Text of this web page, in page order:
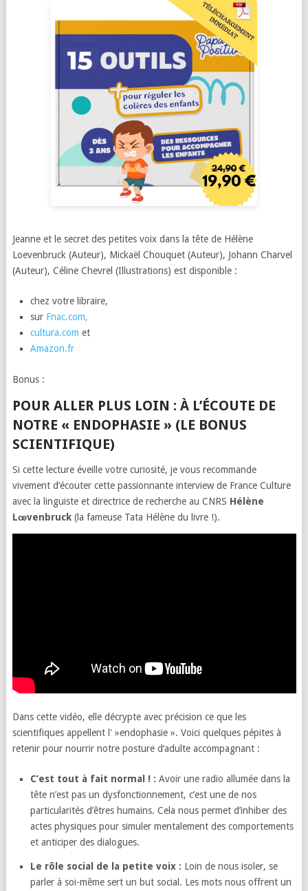
Jeanne et le secret des petites voix dans la tête de Hélène
Loevenbruck (Auteur), Mickaël Chouquet (Auteur), Johann Charvel
(Auteur), Céline Chevrel (Illustrations) est disponible :
chez votre libraire,
sur Fnac.com,
cultura.com et
Amazon.fr
Bonus :
POUR ALLER PLUS LOIN : À L’ÉCOUTE DE
NOTRE « ENDOPHASIE » (LE BONUS
SCIENTIFIQUE)
Si cette lecture éveille votre curiosité, je vous recommande
vivement d’écouter cette passionnante interview de France Culture
avec la linguiste et directrice de recherche au CNRS Hélène
Lœvenbruck(la fameuse Tata Hélène du livre !).
Dans cette vidéo, elle décrypte avec précision ce que les
scientifiques appellent l' »endophasie ». Voici quelques pépites à
retenir pour nourrir notre posture d’adulte accompagnant :
C’est tout à fait normal ! : Avoir une radio allumée dans la
tête n’est pas un dysfonctionnement, c’est une de nos
particularités d’êtres humains. Cela nous permet d’inhiber des
actes physiques pour simuler mentalement des comportements
et anticiper des dialogues.
Le rôle social de la petite voix : Loin de nous isoler, se
parler à soi-même sert un but social. Les mots nous offrent un